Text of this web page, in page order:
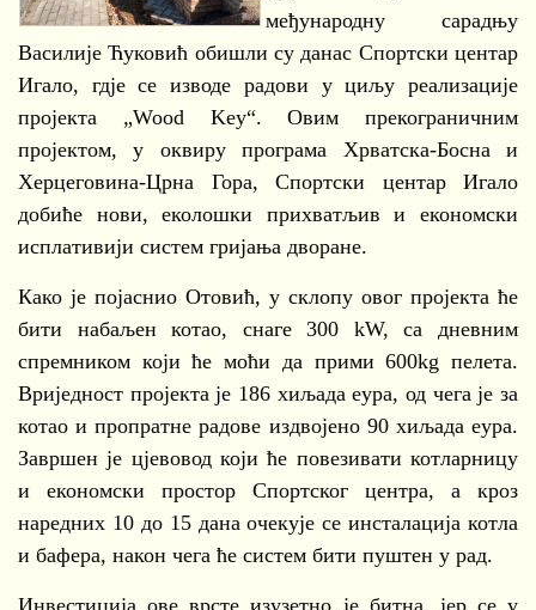
међународну сарадњу
Василије Ћуковић обишли су данас Спортски центар
Игало, гдје се изводе радови у циљу реализације
пројекта „Wood Key“. Овим прекограничним
пројектом, у оквиру програма Хрватска-Босна и
Херцеговина-Црна Гора, Спортски центар Игало
добиће нови, еколошки прихватљив и економски
исплативији систем гријања дворане.
Како је појаснио Отовић, у склопу овог пројекта ће
бити набаљен котао, снаге 300 kW, са дневним
спремником који ће моћи да прими 600kg пелета.
Вриједност пројекта је 186 хиљада еура, од чега је за
котао и пропратне радове издвојено 90 хиљада еура.
Завршен је цјевовод који ће повезивати котларницу
и економски простор Спортског центра, а кроз
наредних 10 до 15 дана очекује се инсталација котла
и бафера, након чега ће систем бити пуштен у рад.
Инвестиција ове врсте изузетно је битна, јер се у